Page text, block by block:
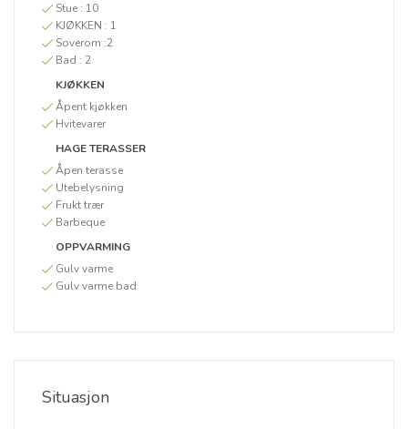
Stue : 10
KJØKKEN : 1
Soverom :2
Bad : 2
KJØKKEN
Åpent kjøkken
Hvitevarer
HAGE TERASSER
Åpen terasse
Utebelysning
Frukt trær
Barbeque
OPPVARMING
Gulv varme
Gulv varme bad
Situasjon